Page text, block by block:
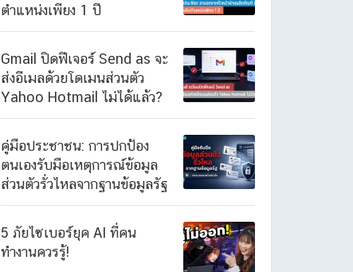
ตำแหน่งเพียง 1 ปี
Gmail ปิดฟีเจอร์ Send as จะ
ส่งอีเมลด้วยโดเมนส่วนตัว
Yahoo Hotmail ไม่ได้แล้ว?
คู่มือประชาชน: การปกป้อง
ตนเองรับมือเหตุการณ์ข้อมูล
ส่วนตัวรั่วไหลจากฐานข้อมูลรัฐ
5 ภัยไซเบอร์ยุค AI ที่คน
ทำงานควรรู้!